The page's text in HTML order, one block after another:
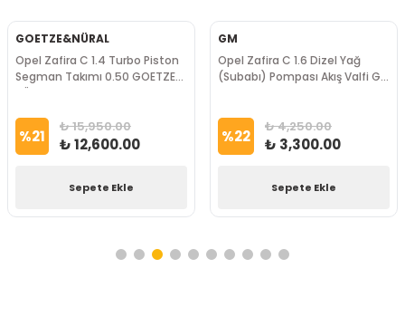
GOETZE&NÜRAL
Opel Zafira C 1.4 Turbo Piston
Segman Takımı 0.50 GOETZE
NÜRAL Marka
%21 ₺ 15,950.00
₺ 12,600.00
Sepete Ekle
GM
Opel Zafira C 1.6 Dizel Yağ
(Subabı) Pompası Akış Valfi GM
%22 ₺ 4,250.00
₺ 3,300.00
Sepete Ekle